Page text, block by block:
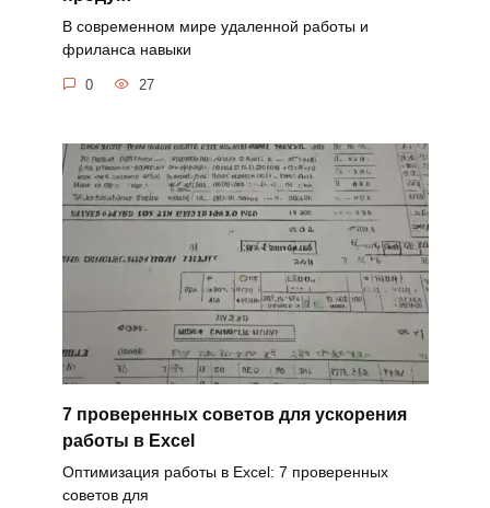
В современном мире удаленной работы и
фриланса навыки
0 27
7 проверенных советов для ускорения
работы в Excel
Оптимизация работы в Excel: 7 проверенных
советов для